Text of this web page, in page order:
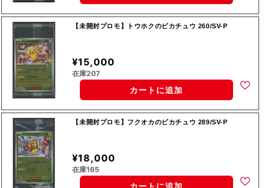
【未開封プロモ】トウホクのピカチュウ 260/SV-P
¥15,000
在庫207
カートに追加
【未開封プロモ】フクオカのピカチュウ 289/SV-P
¥18,000
在庫165
カートに追加